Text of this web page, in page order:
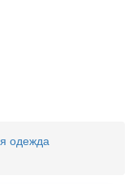
одежда